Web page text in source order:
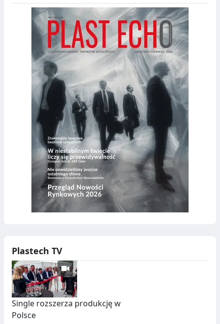
Plastech TV
Single rozszerza produkcję w
Polsce